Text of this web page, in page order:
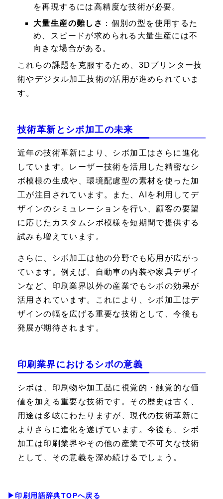
を再現するには高精度な技術が必要。
大量生産の難しさ ：個別の型を使用するた
め、スピードが求められる大量生産には不
向きな場合がある。
これらの課題を克服するため、3Dプリンター技
術やデジタル加工技術の活用が進められていま
す。
技術革新とシボ加工の未来
近年の技術革新により、シボ加工はさらに進化
しています。レーザー技術を活用した精密なシ
ボ模様の生成や、環境配慮型の素材を使った加
工が注目されています。また、AIを利用してデ
ザインのシミュレーションを行い、顧客の要望
に応じたカスタムシボ模様を短期間で提供する
試みも増えています。
さらに、シボ加工は他の分野でも応用が広がっ
ています。例えば、自動車の内装や家具デザイ
ンなど、印刷業界以外の産業でもシボの効果が
活用されています。これにより、シボ加工はデ
ザインの幅を広げる重要な技術として、今後も
発展が期待されます。
印刷業界におけるシボの意義
シボは、印刷物や加工品に視覚的・触覚的な価
値を加える重要な技術です。その歴史は古く、
用途は多岐にわたりますが、現代の技術革新に
よりさらに進化を遂げています。今後も、シボ
加工は印刷業界やその他の産業で不可欠な技術
として、その意義を深め続けるでしょう。
▶印刷用語辞典TOPへ戻る